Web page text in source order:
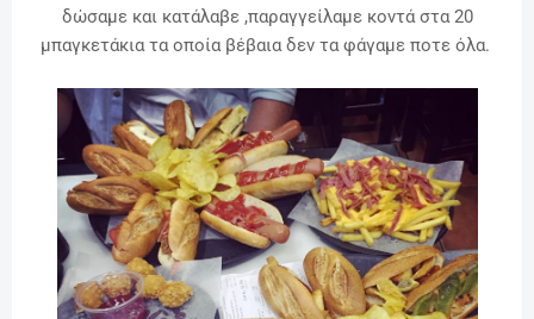
δώσαμε και κατάλαβε ,παραγγείλαμε κοντά στα 20
μπαγκετάκια τα οποία βέβαια δεν τα φάγαμε ποτε όλα.